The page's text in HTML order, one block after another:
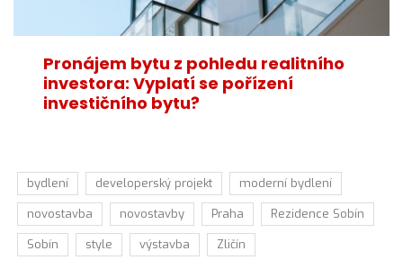
Pronájem bytu z pohledu realitního
investora: Vyplatí se pořízení
investičního bytu?
bydlení developerský projekt
moderní bydlení
novostavba
novostavby Praha
Rezidence Sobín
Sobín
style výstavba Zličín